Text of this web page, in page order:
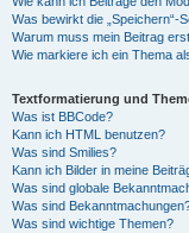
Was bewirkt die „Speichern“-
Warum muss mein Beitrag
Wie markiere ich ein Thema
Textformatierung und
Was ist BBCode?
Kann ich HTML benutzen?
Was sind Smilies?
Kann ich Bilder in meine
Was sind globale
Was sind
Was sind wichtige Themen?